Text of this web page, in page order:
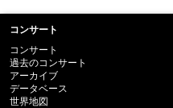
コンサート
コンサート
過去のコンサート
アーカイブ
データベース
世界地図